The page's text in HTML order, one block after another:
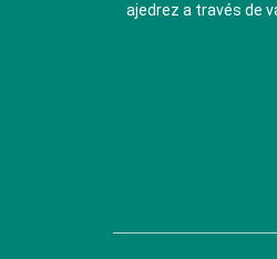
ajedrez a través de